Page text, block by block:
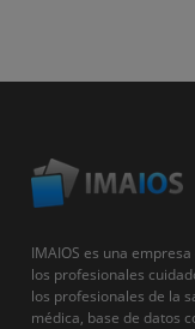
IMAIOS es una
los profesionales
los profesionales de la
médica, base de datos